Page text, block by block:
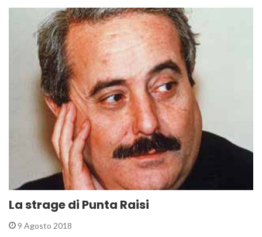
La strage di Punta Raisi
9 Agosto 2018